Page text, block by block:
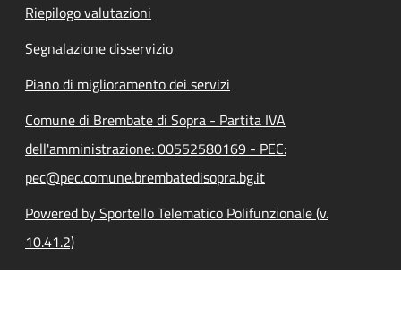
Riepilogo valutazioni
Segnalazione disservizio
Piano di miglioramento dei servizi
Comune di Brembate di Sopra - Partita IVA
dell'amministrazione: 00552580169 - PEC:
pec@pec.comune.brembatedisopra.bg.it
Powered by Sportello Telematico Polifunzionale (v.
10.41.2)